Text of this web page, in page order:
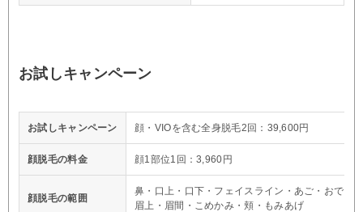
お試しキャンペーン
お試しキャンペーン 顔・VIOを含む全身脱毛2回：39,600円
顔脱毛の料金 顔1部位1回：3,960円
顔脱毛の範囲
鼻・口上・口下・フェイスライン・あご・おでこ・
眉上・眉間・こめかみ・頬・もみあげ